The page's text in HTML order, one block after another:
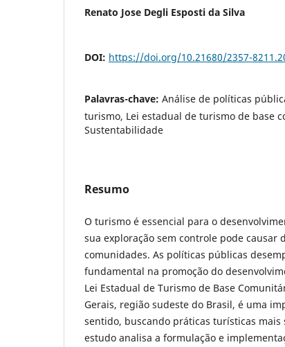
Renato Jose Degli Esposti da Silva
DOI: https://doi.org/10.21680/2357-
Palavras-chave: Análise de políticas
turismo, Lei estadual de turismo de base
Sustentabilidade
Resumo
O turismo é essencial para o
sua exploração sem controle pode causar
comunidades. As políticas públicas
fundamental na promoção do
Lei Estadual de Turismo de Base
Gerais, região sudeste do Brasil, é uma
sentido, buscando práticas turísticas mais
estudo analisa a formulação e